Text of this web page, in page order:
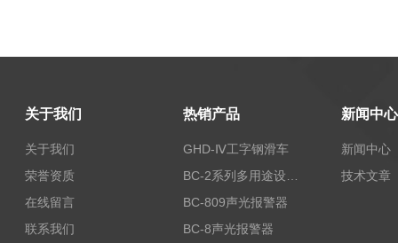
关于我们
关于我们
荣誉资质
在线留言
联系我们
热销产品
GHD-Ⅳ工字钢滑车
BC-809声光报警器
BC-8声光报警器
新闻中心
新闻中心
技术文章